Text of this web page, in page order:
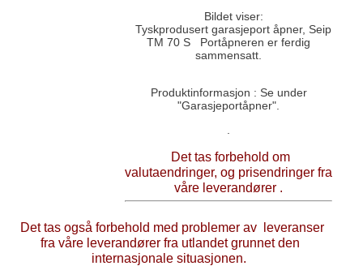
Bildet viser:
Tyskprodusert garasjeport åpner, Seip
TM 70 S Portåpneren er ferdig
sammensatt.
Produktinformasjon : Se under
"Garasjeportåpner".
Det tas forbehold om
valutaendringer, og prisendringer fra
våre leverandører .
Det tas også forbehold med problemer av leveranser
fra våre leverandører fra utlandet grunnet den
internasjonale situasjonen.